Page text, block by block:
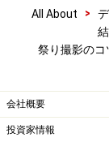
フラッシ
フラッシュを
撮ることがで
All About >
祭り撮影のコ
会社概要
投資家情報